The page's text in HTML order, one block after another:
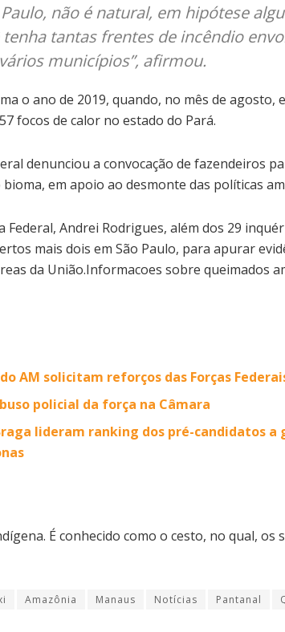
não é natural, em hipótese
tantas frentes de incêndio
municípios”, afirmou.
o ano de 2019, quando, no mês de agosto,
focos de calor no estado do Pará.
denunciou a convocação de fazendeiros
em apoio ao desmonte das políticas
Federal, Andrei Rodrigues, além dos 29
mais dois em São Paulo, para apurar
da União.Informacoes sobre queimados
AM solicitam reforços das Forças
policial da força na Câmara
lideram ranking dos pré-candidatos a
É conhecido como o cesto, no qual, os
Amazônia Manaus Notícias Pantanal